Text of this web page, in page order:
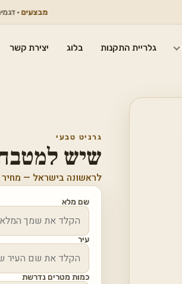
· דגמים
גלריית התקנות בלוג יצירת קשר
גרניט טבעי
שיש למטבח
לראשונה בישראל —
שם מלא
עיר
כמות מטרים נדרשת